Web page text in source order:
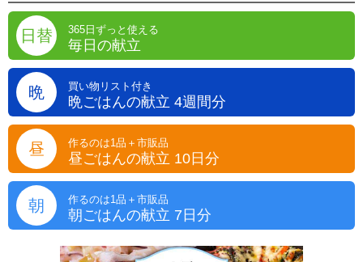
日替 365日ずっと使える
毎日の献立
晩 買い物リスト付き
晩ごはんの献立 4週間分
昼 作るのは1品＋市販品
昼ごはんの献立 10日分
朝 作るのは1品＋市販品
朝ごはんの献立 7日分